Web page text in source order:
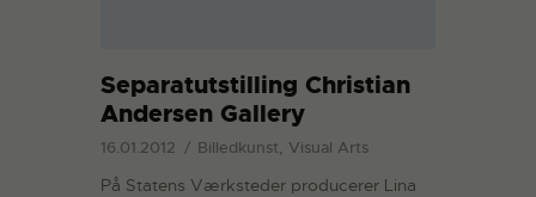
Separatutstilling Christian
Andersen Gallery
16.01.2012 Billedkunst, Visual Arts
På Statens Værksteder producerer Lina